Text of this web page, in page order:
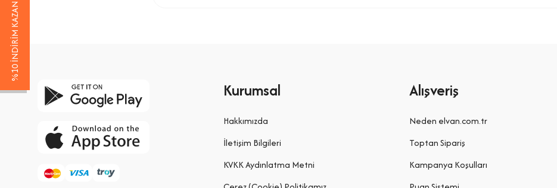
%10 İNDİRİM KAZAN
Kurumsal
Hakkımızda
İletişim Bilgileri
KVKK Aydınlatma Metni
Alışveriş
Neden elvan.com.tr
Toptan Sipariş
Kampanya Koşulları